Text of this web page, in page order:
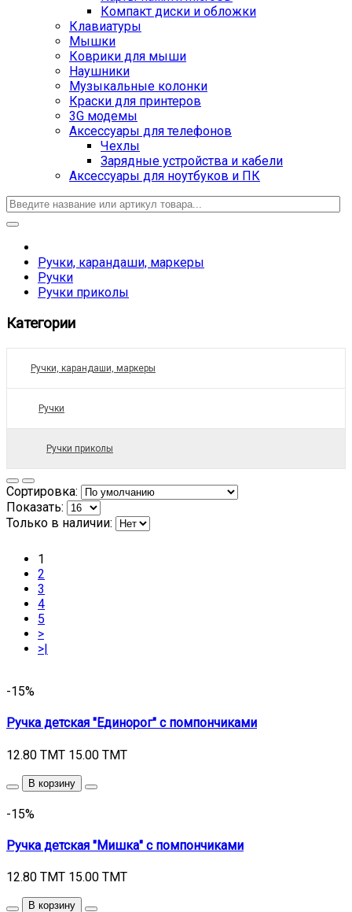
Компакт диски и обложки
Клавиатуры
Мышки
Коврики для мыши
Наушники
Музыкальные колонки
Краски для принтеров
3G модемы
Аксессуары для телефонов
Чехлы
Зарядные устройства и кабели
Аксессуары для ноутбуков и ПК
Ручки, карандаши, маркеры
Ручки
Ручки приколы
Категории
Ручки, карандаши, маркеры
Ручки
Ручки приколы
Сортировка:
Показать:
Только в наличии:
1
2
3
4
5
>
>|
-15%
Ручка детская "Единорог" с помпончиками
12.80 TMT 15.00 TMT
В корзину
-15%
Ручка детская "Мишка" с помпончиками
12.80 TMT 15.00 TMT
В корзину